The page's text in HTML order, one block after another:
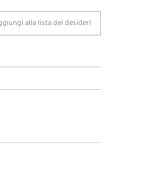
alla lista dei desideri